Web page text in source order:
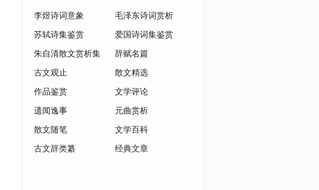
李煜诗词意象 毛泽东诗词赏析
苏轼诗集鉴赏 爱国诗词集鉴赏
朱自清散文赏析集 辞赋名篇
古文观止 散文精选
作品鉴赏 文学评论
遗闻逸事 元曲赏析
散文随笔 文学百科
古文辞类纂 经典文章